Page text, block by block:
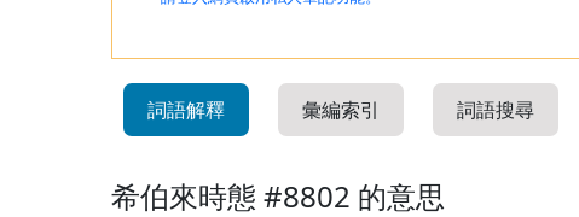
詞語解釋 彙編索引 詞語搜尋
希伯來時態 #8802 的意思